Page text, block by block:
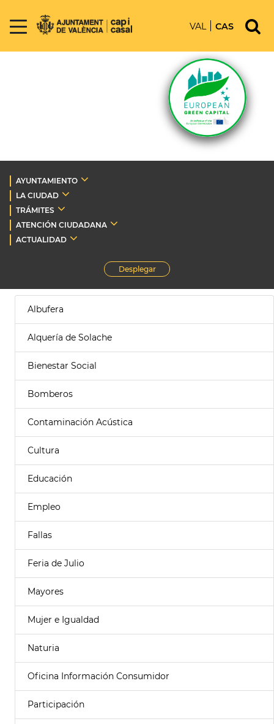
VAL CAS
AYUNTAMIENTO
LA CIUDAD
TRÁMITES
ATENCIÓN CIUDADANA
ACTUALIDAD
Desplegar
Albufera
Alquería de Solache
Bienestar Social
Bomberos
Contaminación Acústica
Cultura
Educación
Empleo
Fallas
Feria de Julio
Mayores
Mujer e Igualdad
Naturia
Oficina Información Consumidor
Participación